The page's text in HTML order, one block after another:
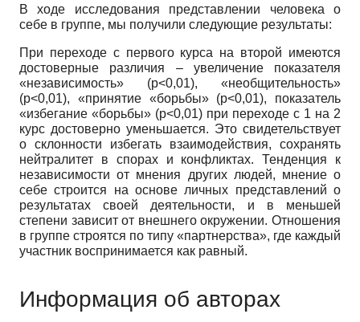
В ходе исследования представлении человека о
себе в группе, мы получили следующие результаты:
При переходе с первого курса на второй имеются
достоверные различия – увеличение показателя
«независимость» (р<0,01), «необщительность»
(р<0,01), «принятие «борьбы» (р<0,01), показатель
«избегание «борьбы» (р<0,01) при переходе с 1 на 2
курс достоверно уменьшается. Это свидетельствует
о склонности избегать взаимодействия, сохранять
нейтралитет в спорах и конфликтах. Тенденция к
независимости от мнения других людей, мнение о
себе строится на основе личных представлений о
результатах своей деятельности, и в меньшей
степени зависит от внешнего окружении. Отношения
в группе строятся по типу «партнерства», где каждый
участник воспринимается как равный.
Информация об авторах